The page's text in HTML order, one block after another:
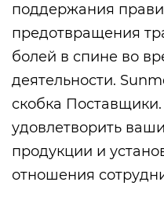
поддержания
предотвращения
болей в спине во
деятельности.
скобка Поставщики
удовлетворить
продукции и
отношения